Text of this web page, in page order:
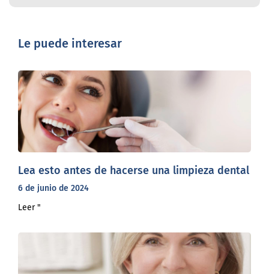
Le puede interesar
Lea esto antes de hacerse una limpieza dental
6 de junio de 2024
Leer "